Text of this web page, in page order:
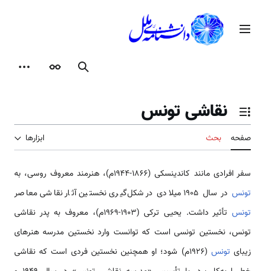
محتوامنوی اصلی
جستجوظاهر
تغییر وضعیت فهرست محتویات
نقاشی تونس
صفحه بحث ابزارها
سفر افرادی مانند کاندینسکی (۱۸۶۶-۱۹۴۴م)، هنرمند معروف روسی، به
تونس در سال ۱۹۰۵ میلادی در شکل‌گیری نخستین آثار نقاشی معاصر
تونس
تأثیر داشت. یحیی ترکی (۱۹۰۳-۱۹۶۹م)، معروف به پدر نقاشی
تونس، نخستین تونسی است که توانست وارد نخستین مدرسه هنرهای
زیبای تونس
(۱۹۲۶م) شود؛ او همچنین نخستین فردی است که نقاشی